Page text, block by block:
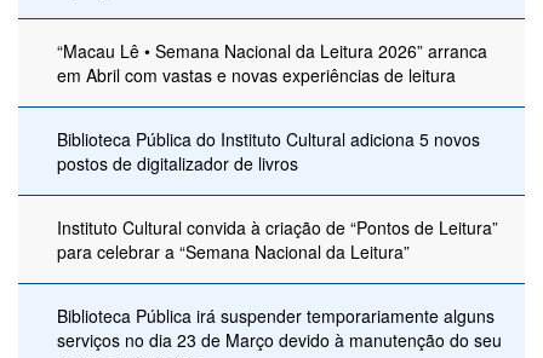
“Macau Lê • Semana Nacional da Leitura 2026” arranca
em Abril com vastas e novas experiências de leitura
Biblioteca Pública do Instituto Cultural adiciona 5 novos
postos de digitalizador de livros
Instituto Cultural convida à criação de “Pontos de Leitura”
para celebrar a “Semana Nacional da Leitura”
Biblioteca Pública irá suspender temporariamente alguns
serviços no dia 23 de Março devido à manutenção do seu